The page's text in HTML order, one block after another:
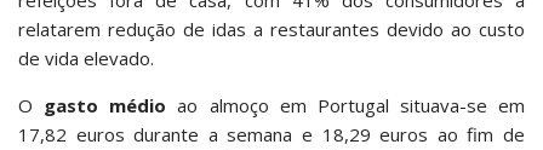
relatarem redução de idas a restaurantes devido ao custo
de vida elevado.
O gasto médio ao almoço em Portugal situava-se em
17,82 euros durante a semana e 18,29 euros ao fim de